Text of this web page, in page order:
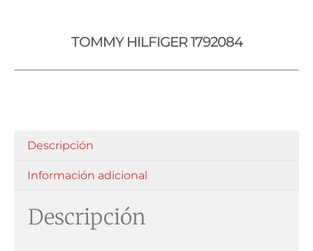
TOMMY HILFIGER 1792084
Descripción
Información adicional
Descripción